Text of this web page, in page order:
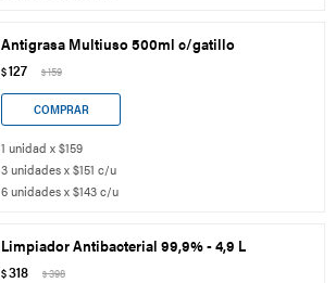
Antigrasa Multiuso 500ml c/gatillo
$127 $159
1 unidad x $159
3 unidades x $151 c/u
6 unidades x $143 c/u
Limpiador Antibacterial 99,9% - 4,9 L
$318 $398